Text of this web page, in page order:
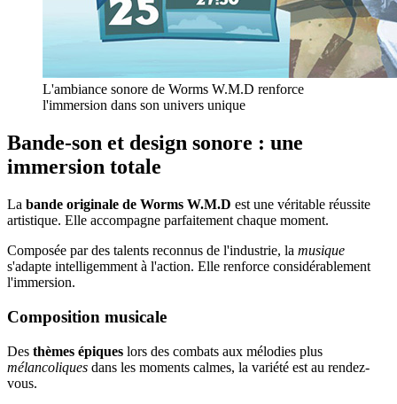
L'ambiance sonore de Worms W.M.D renforce
l'immersion dans son univers unique
Bande-son et design sonore : une
immersion totale
La bande originale de Worms W.M.D est une véritable réussite
artistique. Elle accompagne parfaitement chaque moment.
Composée par des talents reconnus de l'industrie, la musique
s'adapte intelligemment à l'action. Elle renforce considérablement
l'immersion.
Composition musicale
Des thèmes épiques lors des combats aux mélodies plus
mélancoliques dans les moments calmes, la variété est au rendez-
vous.